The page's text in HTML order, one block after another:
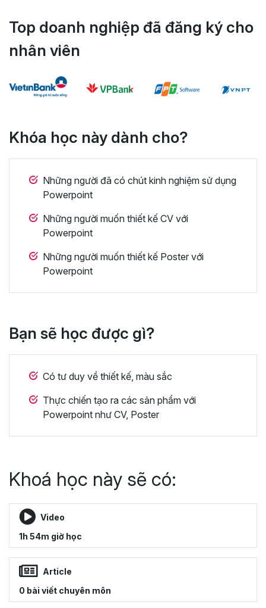
Top doanh nghiệp đã đăng ký cho
nhân viên
Khóa học này dành cho?
Những người đã có chút kinh nghiệm sử dụng
Powerpoint
Những người muốn thiết kế CV với
Powerpoint
Những người muốn thiết kế Poster với
Powerpoint
Bạn sẽ học được gì?
Có tư duy về thiết kế, màu sắc
Thực chiến tạo ra các sản phẩm với
Powerpoint như CV, Poster
Khoá học này sẽ có:
Video
1h 54m giờ học
Article
0 bài viết chuyên môn